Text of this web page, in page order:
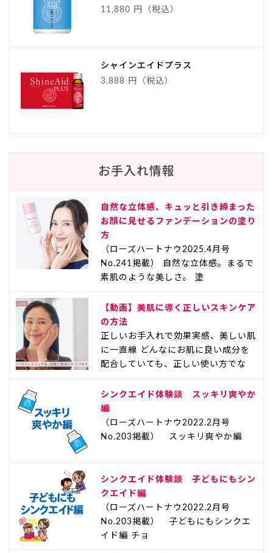
11,880 円（税込）
シャインエイドプラス
3,888 円（税込）
お手入れ情報
自然な立体感、キュッと引き締まった
お顔に見せるファンデーションの塗り
方
（ローズハートナウ2025.4月号
No.241掲載） 自然な立体感。まるで
素肌のような美しさ。 塗
【動画】美肌に導く正しいスキンケア
の方法
正しいお手入れで効果実感、美しい肌
に一直線 どんなにお肌に良い成分を
配合していても、正しい使い方でな
シンクエイド体験談 スッキリ爽やか
編
（ローズハートナウ2022.2月号
No.203掲載） スッキリ爽やか編
シンクエイド体験談 子どもにもシン
クエイド編
（ローズハートナウ2022.2月号
No.203掲載） 子どもにもシンクエ
イド編 チョ